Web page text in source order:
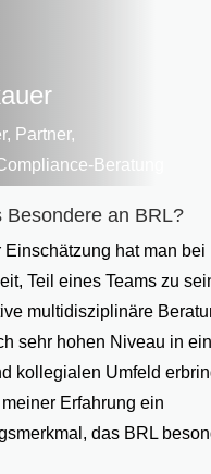
Partner,
Beratung
Besondere an BRL?
Einschätzung hat man bei
Teil eines Teams zu
multidisziplinäre
sehr hohen Niveau in
kollegialen Umfeld
Erfahrung ein
das BRL